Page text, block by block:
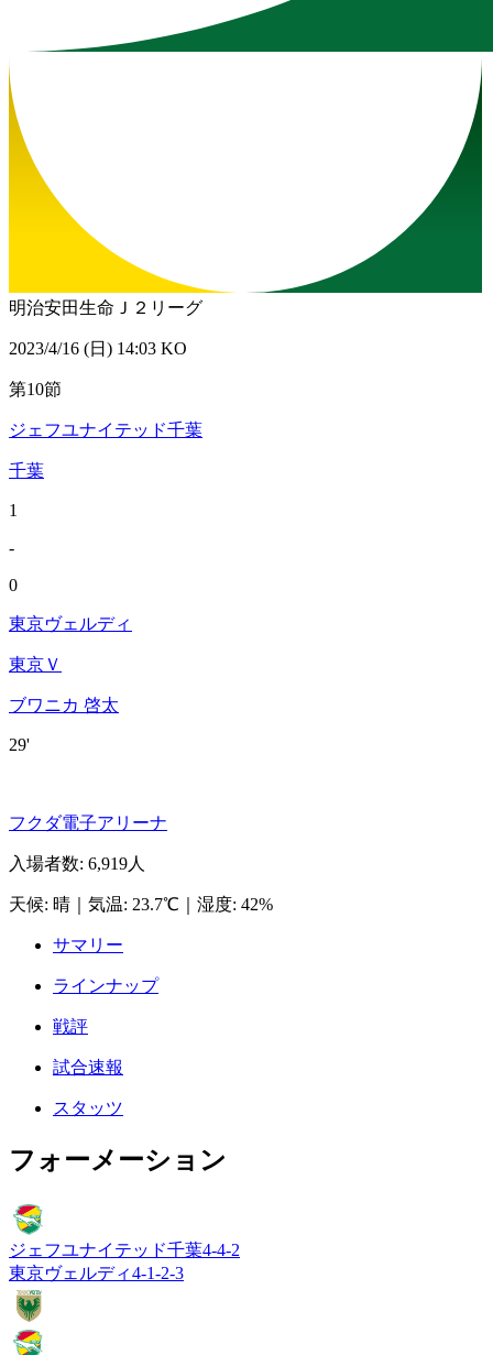
明治安田生命Ｊ２リーグ
2023/4/16 (日) 14:03 KO
第10節
ジェフユナイテッド千葉
千葉
1
-
0
東京ヴェルディ
東京Ｖ
ブワニカ 啓太
29'
フクダ電子アリーナ
入場者数: 6,919人
天候: 晴 気温: 23.7℃ 湿度: 42%
サマリー
ラインナップ
戦評
試合速報
スタッツ
フォーメーション
ジェフユナイテッド千葉4-4-2
東京ヴェルディ4-1-2-3